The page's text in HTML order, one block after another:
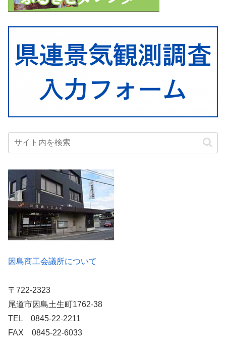
因島商工会議所について
〒722-2323
尾道市因島土生町1762-38
TEL 0845-22-2211
FAX 0845-22-6033